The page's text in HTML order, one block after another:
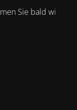
Sie bald wieder.